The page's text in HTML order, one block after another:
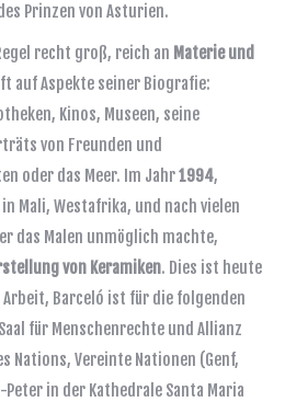
Prinzen von Asturien.
recht groß, reich an Materie und
auf Aspekte seiner Biografie:
Kinos, Museen, seine
von Freunden und
oder das Meer. Im Jahr1994,
Mali, Westafrika, und nach vielen
das Malen unmöglich machte,
von Keramiken. Dies ist heute
Barceló ist für die folgenden
für Menschenrechte und Allianz
Nations, Vereinte Nationen (Genf,
in der Kathedrale Santa Maria